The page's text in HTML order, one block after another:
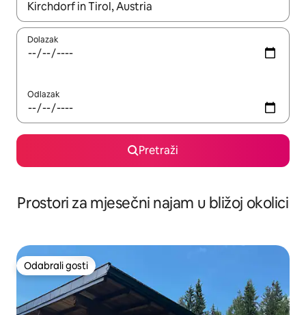
Kada budu dostupni rezultati, moći ćete ih pregledati
Dolazak
Odlazak
Pretraži
Prostori za mjesečni najam u bližoj okolici
Odabrali gosti
Odabrali gosti